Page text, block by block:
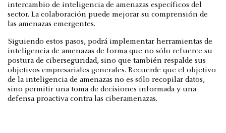
intercambio de inteligencia de amenazas específicos del
sector. La colaboración puede mejorar su comprensión de
las amenazas emergentes.
Siguiendo estos pasos, podrá implementar herramientas de
inteligencia de amenazas de forma que no sólo refuerce su
postura de ciberseguridad, sino que también respalde sus
objetivos empresariales generales. Recuerde que el objetivo
de la inteligencia de amenazas no es sólo recopilar datos,
sino permitir una toma de decisiones informada y una
defensa proactiva contra las ciberamenazas.